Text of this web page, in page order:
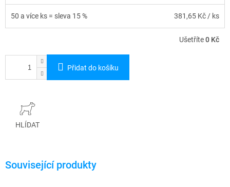
50 a více ks = sleva 15 % 381,65 Kč/ ks
Ušetříte0 Kč
Přidat do košíku
HLÍDAT